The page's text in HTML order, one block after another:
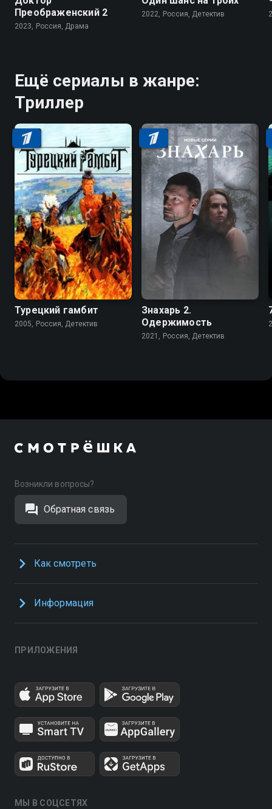
Преображенский 2
2023, Россия, Драма
2022, Россия, Детектив
Ещё сериалы в жанре:
Триллер
Турецкий гамбит
2005, Россия, Детектив
Знахарь 2.
Одержимость
2021, Россия, Детектив
Возникли вопросы?
Обратная связь
Как смотреть
Информация
ПРИЛОЖЕНИЯ
МЫ В СОЦСЕТЯХ